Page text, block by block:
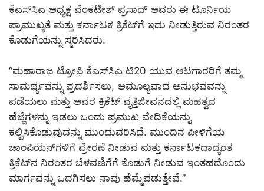
ಕೆಎಸ್‌ಸಿಎ ಅಧ್ಯಕ್ಷ ವೆಂಕಟೇಶ್ ಪ್ರಸಾದ್ ಅವರು ಈ ಟೂರ್ನಿಯ
ಪ್ರಾಮುಖ್ಯತೆ ಮತ್ತು ಕರ್ನಾಟಕ ಕ್ರಿಕೆಟ್‌ಗೆ ಇದು ನೀಡುತ್ತಿರುವ ನಿರಂತರ
ಕೊಡುಗೆಯನ್ನು ಸ್ಮರಿಸಿದರು.
“ಮಹಾರಾಜ ಟ್ರೋಫಿ ಕೆಎಸ್‌ಸಿಎ ಟಿ20 ಯುವ ಆಟಗಾರರಿಗೆ ತಮ್ಮ
ಸಾಮರ್ಥ್ಯವನ್ನು ಪ್ರದರ್ಶಿಸಲು, ಅಮೂಲ್ಯವಾದ ಅನುಭವವನ್ನು
ಪಡೆಯಲು ಮತ್ತು ಅವರ ಕ್ರಿಕೆಟ್ ವೃತ್ತಿಜೀವನದಲ್ಲಿ ಮಹತ್ವದ
ಹೆಜ್ಜೆಗಳನ್ನು ಇಡಲು ಒಂದು ಪ್ರಮುಖ ವೇದಿಕೆಯನ್ನು
ಕಲ್ಪಿಸಿಕೊಡುವುದನ್ನು ಮುಂದುವರಿಸಿದೆ. ಮುಂದಿನ ಪೀಳಿಗೆಯ
ಚಾಂಪಿಯನ್‌ಗಳಿಗೆ ಪ್ರೇರಣೆ ನೀಡುವ ಮತ್ತು ಕರ್ನಾಟಕದಾದ್ಯಂತ
ಕ್ರಿಕೆಟ್‌ನ ನಿರಂತರ ಬೆಳವಣಿಗೆಗೆ ಕೊಡುಗೆ ನೀಡುವ ಇಂತಹದೊಂದು
ಮಾರ್ಗವನ್ನು ಒದಗಿಸಲು ನಾವು ಹೆಮ್ಮೆಪಡುತ್ತೇವೆ.”